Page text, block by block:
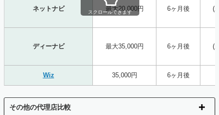
ネットナビ 最大20,000円 6ヶ月後
(
ディーナビ 最大35,000円 6ヶ月後
(
Wiz 35,000円 6ヶ月後
スクロールできます
その他の代理店比較